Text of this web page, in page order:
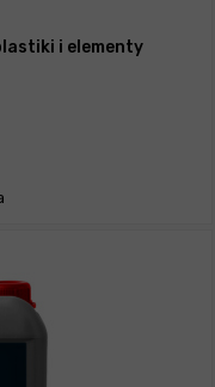
i elementy